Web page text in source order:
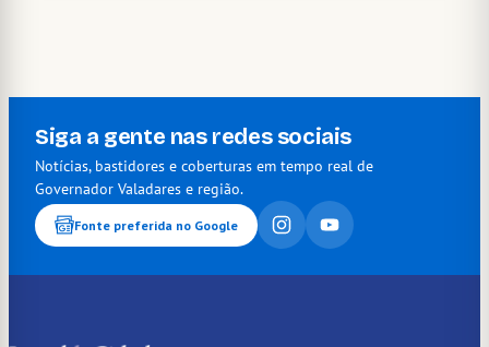
Siga a gente nas redes sociais
Notícias, bastidores e coberturas em tempo real de
Governador Valadares e região.
Fonte preferida no Google